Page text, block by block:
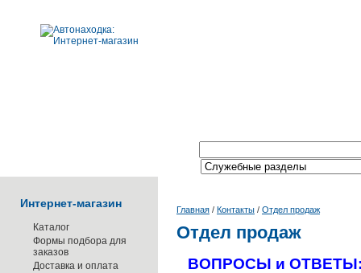
Интернет-магазин
Каталог
Формы подбора для
заказов
Доставка и оплата
Главная / Контакты / Отдел продаж
Отдел продаж
ВОПРОСЫ и